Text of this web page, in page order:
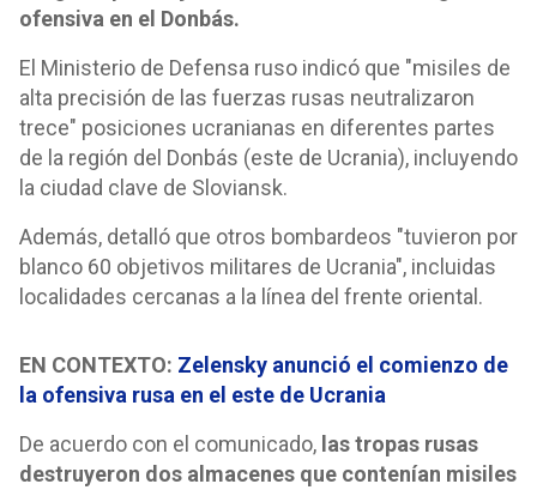
ofensiva en el Donbás.
El Ministerio de Defensa ruso indicó que "misiles de
alta precisión de las fuerzas rusas neutralizaron
trece" posiciones ucranianas en diferentes partes
de la región del Donbás (este de Ucrania), incluyendo
la ciudad clave de Sloviansk.
Además, detalló que otros bombardeos "tuvieron por
blanco 60 objetivos militares de Ucrania", incluidas
localidades cercanas a la línea del frente oriental.
EN CONTEXTO: Zelensky anunció el comienzo de
la ofensiva rusa en el este de Ucrania
De acuerdo con el comunicado, las tropas rusas
destruyeron dos almacenes que contenían misiles